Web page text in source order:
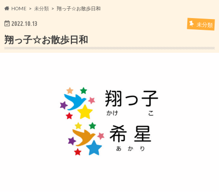
HOME 未分類 翔っ子☆お散歩日和
2022.10.13 未分類
翔っ子☆お散歩日和